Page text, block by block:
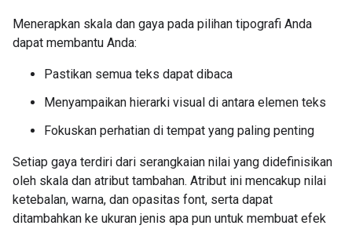
Menerapkan skala dan gaya pada pilihan tipografi Anda
dapat membantu Anda:
Pastikan semua teks dapat dibaca
Menyampaikan hierarki visual di antara elemen teks
Fokuskan perhatian di tempat yang paling penting
Setiap gaya terdiri dari serangkaian nilai yang didefinisikan
oleh skala dan atribut tambahan. Atribut ini mencakup nilai
ketebalan, warna, dan opasitas font, serta dapat
ditambahkan ke ukuran jenis apa pun untuk membuat efek